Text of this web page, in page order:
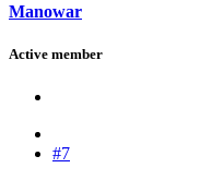
Manowar
Active member
#7